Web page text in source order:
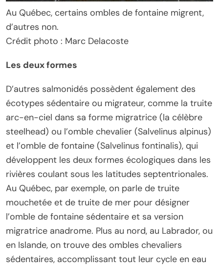
Au Québec, certains ombles de fontaine migrent,
d’autres non.
Crédit photo : Marc Delacoste
Les deux formes
D’autres salmonidés possèdent également des
écotypes sédentaire ou migrateur, comme la truite
arc-en-ciel dans sa forme migratrice (la célèbre
steelhead) ou l’omble chevalier (Salvelinus alpinus)
et l’omble de fontaine (Salvelinus fontinalis), qui
développent les deux formes écologiques dans les
rivières coulant sous les latitudes septentrionales.
Au Québec, par exemple, on parle de truite
mouchetée et de truite de mer pour désigner
l’omble de fontaine sédentaire et sa version
migratrice anadrome. Plus au nord, au Labrador, ou
en Islande, on trouve des ombles chevaliers
sédentaires, accomplissant tout leur cycle en eau